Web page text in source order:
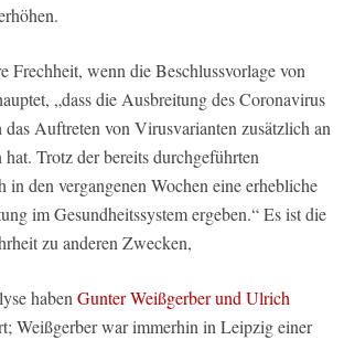
Frechheit, wenn die Beschlussvorlage von
„dass die Ausbreitung des Coronavirus
Auftreten von Virusvarianten zusätzlich an
Trotz der bereits durchgeführten
in den vergangenen Wochen eine erhebliche
im Gesundheitssystem ergeben.“ Es ist die
zu anderen Zwecken,
habenGunter Weißgerber und Ulrich
Weißgerber war immerhin in Leipzig einer